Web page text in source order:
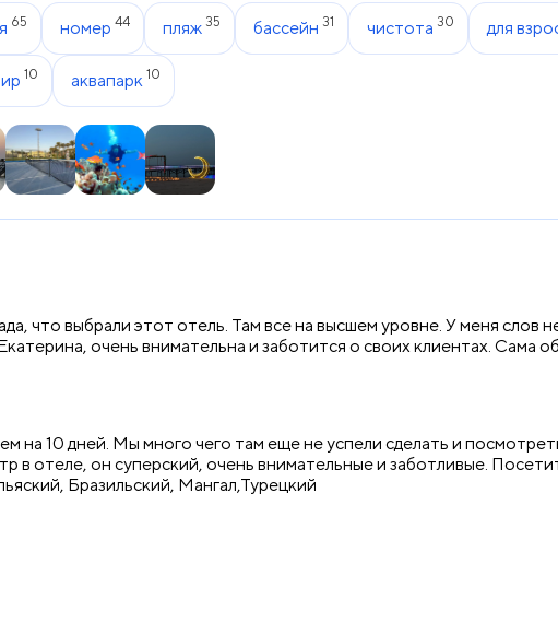
65 номер 44 пляж 35 бассейн 31 чистота 30 для
10 аквапарк 10
что выбрали этот отель. Там все на высшем уровне. У меня слов
очень внимательна и заботится о своих клиентах. Сама
на 10 дней. Мы много чего там еще не успели сделать и
в отеле, он суперский, очень внимательные и заботливые.
Бразильский, Мангал,Турецкий